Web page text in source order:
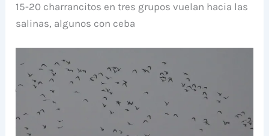
15-20 charrancitos en tres grupos vuelan hacia las
salinas, algunos con ceba